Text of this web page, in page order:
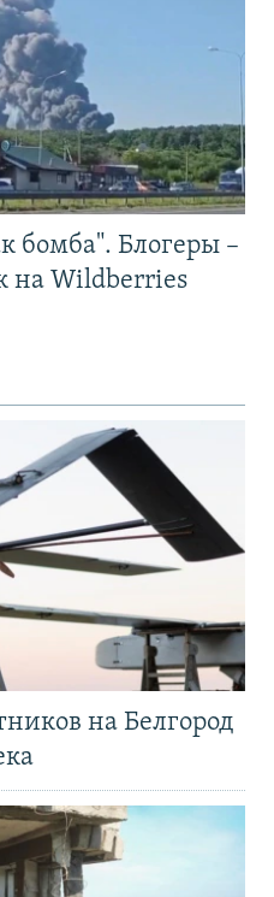
бомба". Блогеры –
на Wildberries
на Белгород